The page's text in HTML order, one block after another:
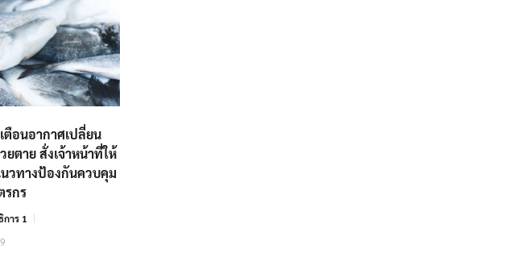
ตือนอากาศเปลี่ยน
ยตาย สั่งเจ้าหน้าที่ให้
วทางป้องกันควบคุม
รกร
าร 1